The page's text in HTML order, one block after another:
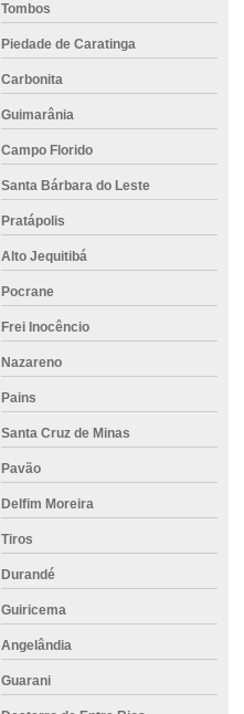
Tombos
Piedade de Caratinga
Carbonita
Guimarânia
Campo Florido
Santa Bárbara do Leste
Pratápolis
Alto Jequitibá
Pocrane
Frei Inocêncio
Nazareno
Pains
Santa Cruz de Minas
Pavão
Delfim Moreira
Tiros
Durandé
Guiricema
Angelândia
Guarani